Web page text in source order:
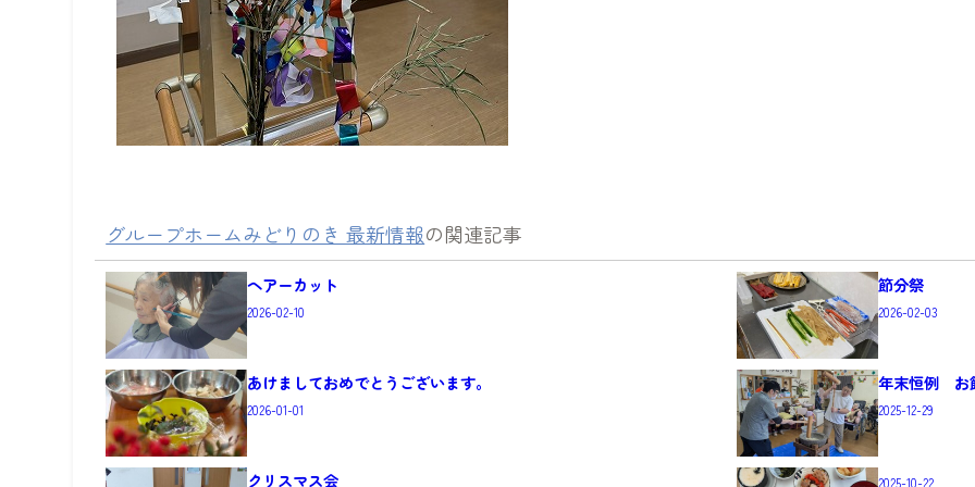
グループホームみどりのき 最新情報の関連記事
ヘアーカット
2026-02-10
節分祭
2026-02-03
あけましておめでとうございます。
2026-01-01
年末恒例 お
2025-12-29
クリスマス会 2025-10-22